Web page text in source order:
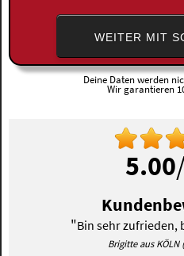
WEITER MIT
Deine Daten werden
Wir garantieren
5.00
"Bin sehr zufrieden,
Brigitte aus KÖLN (